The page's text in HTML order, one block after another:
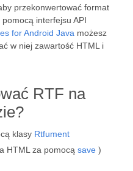
przekonwertować format
interfejsu API
for Android Java możesz
w niej zawartość HTML i
RTF na
klasy Rtfument
HTML za pomocą save )